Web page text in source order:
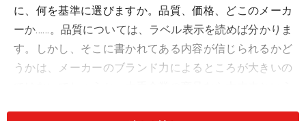
に、何を基準に選びますか。品質、価格、どこのメーカ
ーか……。品質については、ラベル表示を読めば分かりま
す。しかし、そこに書かれてある内容が信じられるかど
うかは、メーカーのブランド力によるところが大きいの